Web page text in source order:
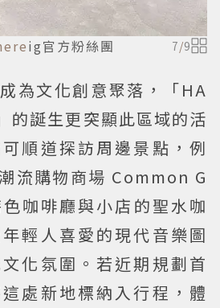
ig官方粉絲團 7/9
為文化創意聚落，「HA
的誕生更突顯此區域的活
順道探訪周邊景點，例
流購物商場 Common G
咖啡廳與小店的聖水咖
輕人喜愛的現代音樂圖
化氛圍。若近期規劃首
處新地標納入行程，體